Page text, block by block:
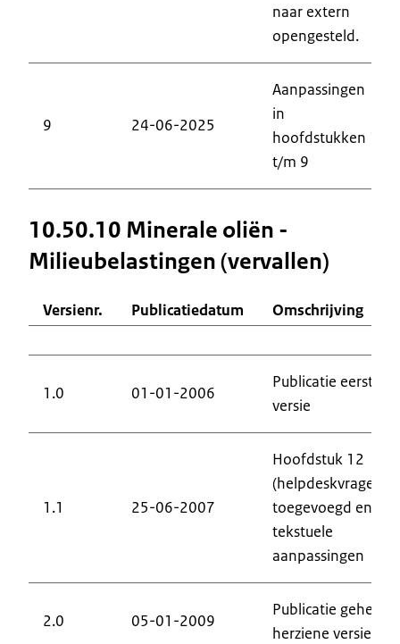
naar extern
opengesteld.
9 24-06-2025
Aanpassingen
in
hoofdstukken 1
t/m 9
10.50.10 Minerale oliën -
Milieubelastingen (vervallen)
Versienr. Publicatiedatum Omschrijving
1.0 01-01-2006
Publicatie eerste
versie
1.1 25-06-2007
Hoofdstuk 12
(helpdeskvragen)
toegevoegd en
tekstuele
aanpassingen
2.0 05-01-2009
Publicatie geheel
herziene versie